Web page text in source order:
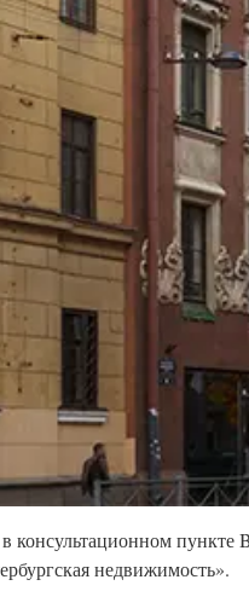
консультационном
недвижимость».